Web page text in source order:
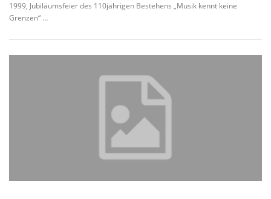
1999, Jubiläumsfeier des 110jährigen Bestehens „Musik kennt keine
Grenzen“ …